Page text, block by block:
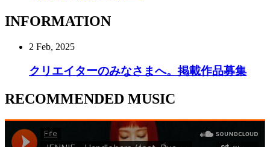
INFORMATION
2 Feb, 2025
クリエイターのみなさまへ。掲載作品募集
RECOMMENDED MUSIC